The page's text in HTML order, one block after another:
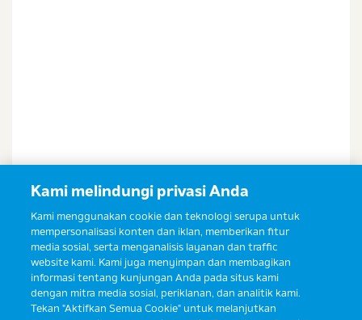
Kami melindungi privasi Anda
Kami menggunakan cookie dan teknologi serupa untuk
mempersonalisasi konten dan iklan, memberikan fitur
media sosial, serta menganalisis layanan dan traffic
website kami. Kami juga menyimpan dan membagikan
informasi tentang kunjungan Anda pada situs kami
dengan mitra media sosial, periklanan, dan analitik kami.
Tekan "Aktifkan Semua Cookie" untuk melanjutkan